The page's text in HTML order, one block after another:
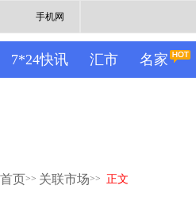
手机网
7*24快讯 汇市 名家
首页>> 关联市场>> 正文